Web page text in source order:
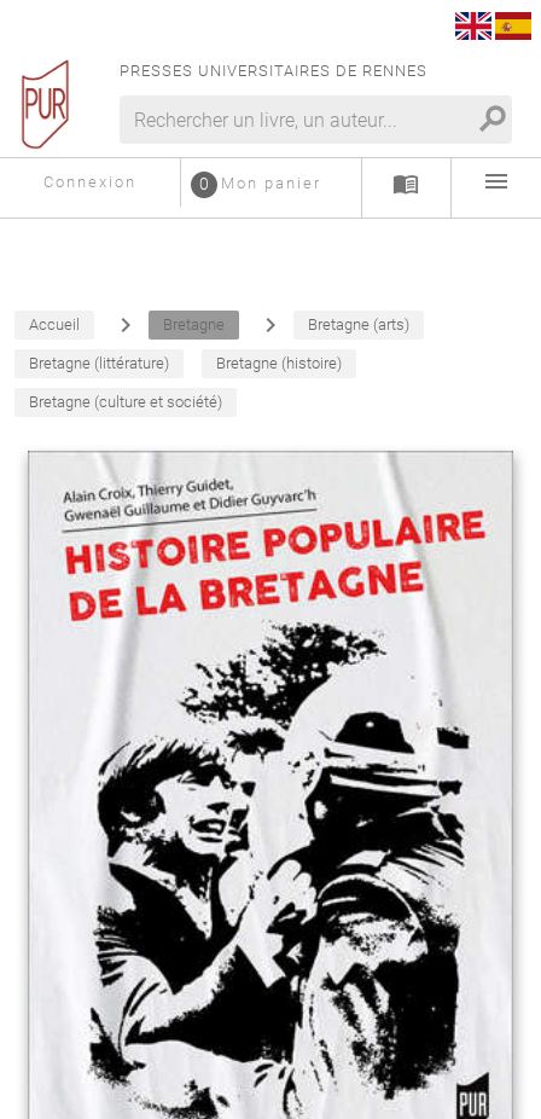
PRESSES UNIVERSITAIRES DE RENNES
search
Connexion Mon panier
0 menu_book menu
Accueil navigate_next Bretagne navigate_next Bretagne (arts)
Bretagne (littérature) Bretagne (histoire)
Bretagne (culture et société)